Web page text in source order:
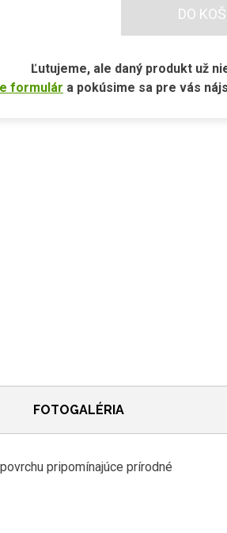
DO
Ľutujeme, ale daný produkt už
formulár a pokúsime sa pre vás
FOTOGALÉRIA
pripomínajúce prírodné